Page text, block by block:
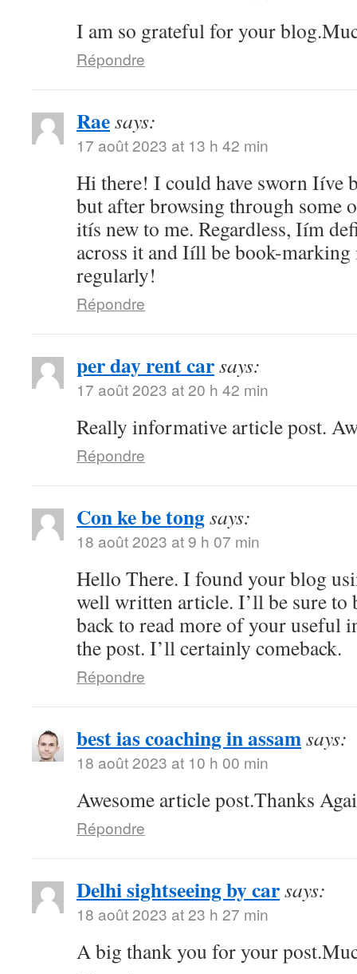
I am so grateful for your
Répondre
Raesays:
17 août 2023 at 13 h 42 min
Hi there! I could have sworn Iíve
but after browsing through some
itís new to me. Regardless, Iím
across it and Iíll be book-marking
regularly!
Répondre
per day rent carsays:
17 août 2023 at 20 h 42 min
Really informative article post.
Répondre
Con ke be tongsays:
18 août 2023 at 9 h 07 min
Hello There. I found your blog
well written article. I’ll be sure to
back to read more of your useful
the post. I’ll certainly comeback.
Répondre
best ias coaching in assamsays:
18 août 2023 at 10 h 00 min
Awesome article post.Thanks
Répondre
Delhi sightseeing by carsays:
18 août 2023 at 23 h 27 min
A big thank you for your